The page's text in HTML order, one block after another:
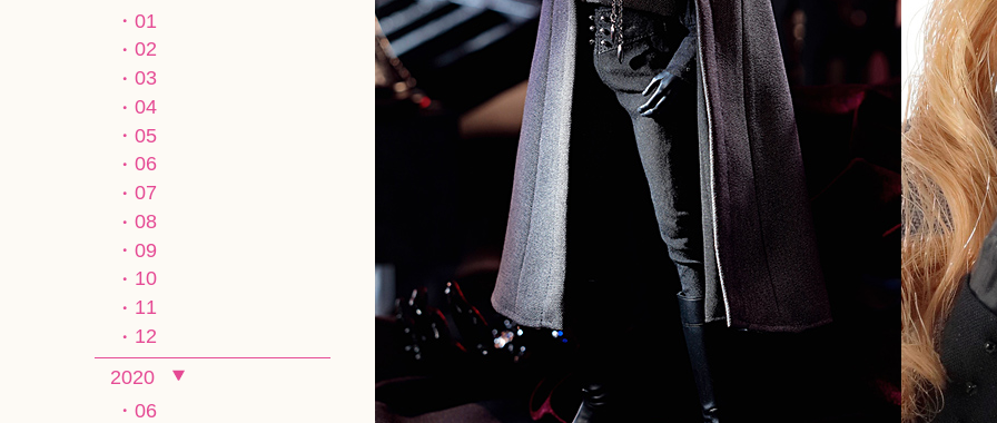
01
02
03
04
05
06
07
08
09
10
11
12
2020
06